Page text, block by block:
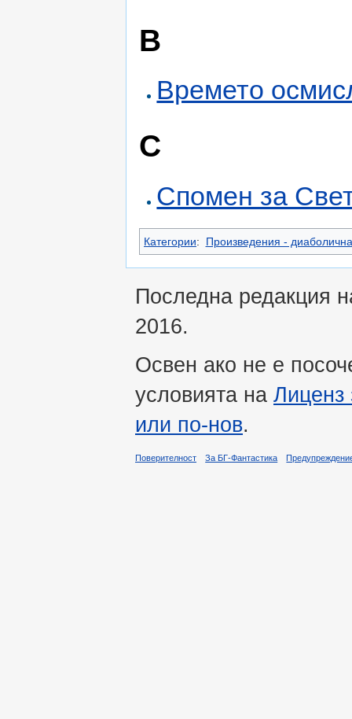
В
Времето
С
Спомен за
Категории: Произведения -
Последна редакция
2016.
Освен ако не е
условията на Лиценз
или по-нов.
Поверителност За БГ-Фантастика